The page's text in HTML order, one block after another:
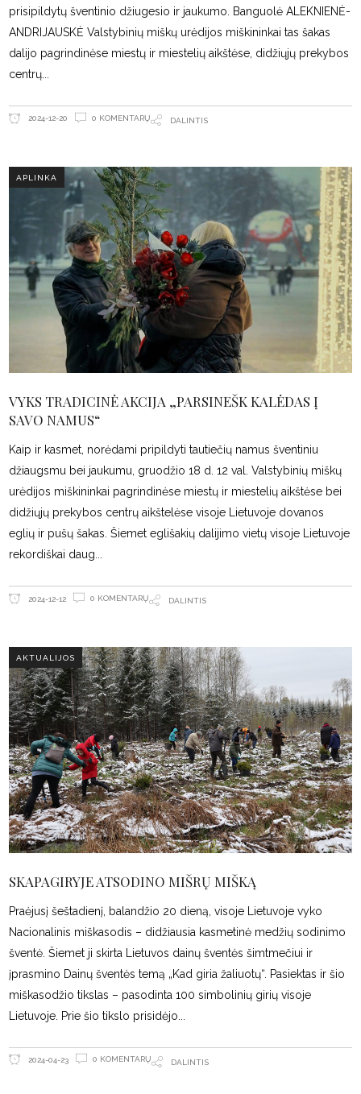
prisipildytų šventinio džiugesio ir jaukumo. Banguolė ALEKNIENĖ-
ANDRIJAUSKĖ Valstybinių miškų urėdijos miškininkai tas šakas
dalijo pagrindinėse miestų ir miestelių aikštėse, didžiųjų prekybos
centrų
2024-12-20 0 KOMENTARŲ DALINTIS
APLINKA
VYKS TRADICINĖ AKCIJA „PARSINEŠK KALĖDAS Į
SAVO NAMUS“
Kaip ir kasmet, norėdami pripildyti tautiečių namus šventiniu
džiaugsmu bei jaukumu, gruodžio 18 d. 12 val. Valstybinių miškų
urėdijos miškininkai pagrindinėse miestų ir miestelių aikštėse bei
didžiųjų prekybos centrų aikštelėse visoje Lietuvoje dovanos
eglių ir pušų šakas. Šiemet eglišakių dalijimo vietų visoje Lietuvoje
rekordiškai daug
2024-12-12 0 KOMENTARŲ DALINTIS
AKTUALIJOS
SKAPAGIRYJE ATSODINO MIŠRŲ MIŠKĄ
Praėjusį šeštadienį, balandžio 20 dieną, visoje Lietuvoje vyko
Nacionalinis miškasodis – didžiausia kasmetinė medžių sodinimo
šventė. Šiemet ji skirta Lietuvos dainų šventės šimtmečiui ir
įprasmino Dainų šventės temą „Kad giria žaliuotų“. Pasiektas ir šio
miškasodžio tikslas – pasodinta 100 simbolinių girių visoje
Lietuvoje. Prie šio tikslo prisidėjo
2024-04-23 0 KOMENTARŲ DALINTIS